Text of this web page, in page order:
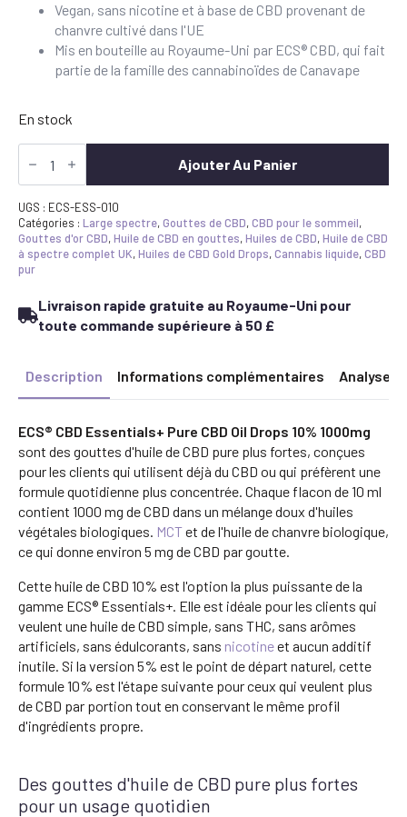
Vegan, sans nicotine et à base de CBD provenant de
chanvre cultivé dans l'UE
Mis en bouteille au Royaume-Uni par ECS® CBD, qui fait
partie de la famille des cannabinoïdes de Canavape
En stock
quantité
de
Essentials+
|
Pure
CBD
Oil
Drops
(1000mg)
|
Ajouter Au Panier
UGS : ECS-ESS-010
Catégories : Large spectre,Gouttes de CBD,CBD pour le sommeil,
Gouttes d'or CBD,Huile de CBD en gouttes,Huiles de CBD,Huile de CBD
à spectre complet UK,Huiles de CBD Gold Drops,Cannabis liquide,CBD
pur
Livraison rapide gratuite au Royaume-Uni pour
toute commande supérieure à 50 £
Description Informations complémentaires Analyse
ECS® CBD Essentials+ Pure CBD Oil Drops 10% 1000mg
sont des gouttes d'huile de CBD pure plus fortes, conçues
pour les clients qui utilisent déjà du CBD ou qui préfèrent une
formule quotidienne plus concentrée. Chaque flacon de 10 ml
contient 1000 mg de CBD dans un mélange doux d'huiles
végétales biologiques. MCTet de l'huile de chanvre biologique,
ce qui donne environ 5 mg de CBD par goutte.
Cette huile de CBD 10% est l'option la plus puissante de la
gamme ECS® Essentials+. Elle est idéale pour les clients qui
veulent une huile de CBD simple, sans THC, sans arômes
artificiels, sans édulcorants, sans nicotineet aucun additif
inutile. Si la version 5% est le point de départ naturel, cette
formule 10% est l'étape suivante pour ceux qui veulent plus
de CBD par portion tout en conservant le même profil
d'ingrédients propre.
Des gouttes d'huile de CBD pure plus fortes
pour un usage quotidien